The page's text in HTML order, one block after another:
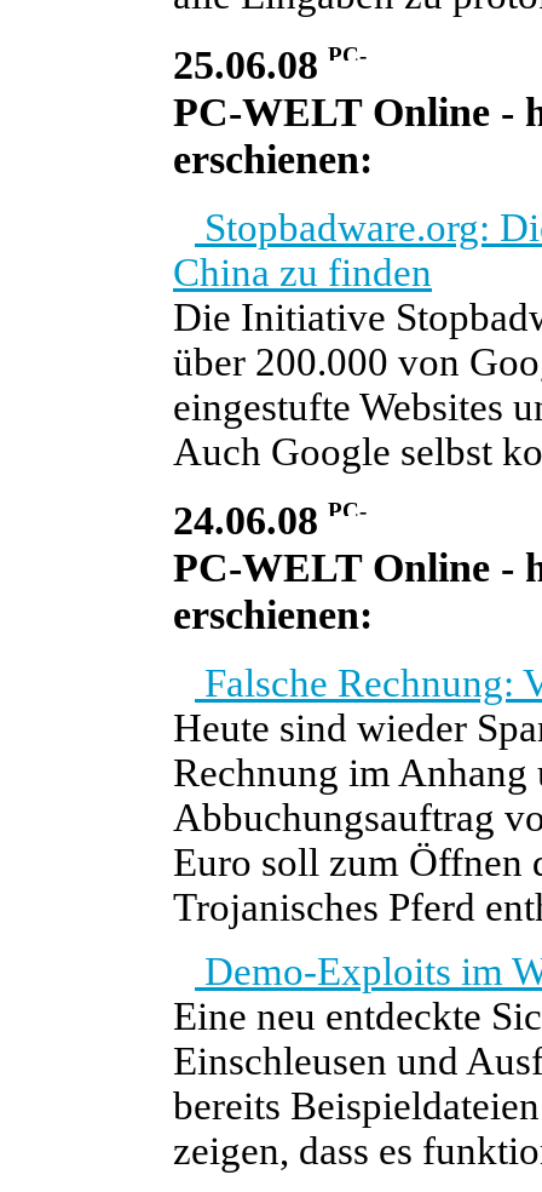
25.06.08
PC-WELT Online -
erschienen:
Stopbadware.org:
China zu finden
Die Initiative
über 200.000 von
eingestufte Websites
Auch Google selbst
24.06.08
PC-WELT Online -
erschienen:
Falsche Rechnung:
Heute sind wieder
Rechnung im
Abbuchungsauftrag
Euro soll zum Öffnen
Trojanisches Pferd
Demo-Exploits im
Eine neu entdeckte
Einschleusen und
bereits
zeigen, dass es